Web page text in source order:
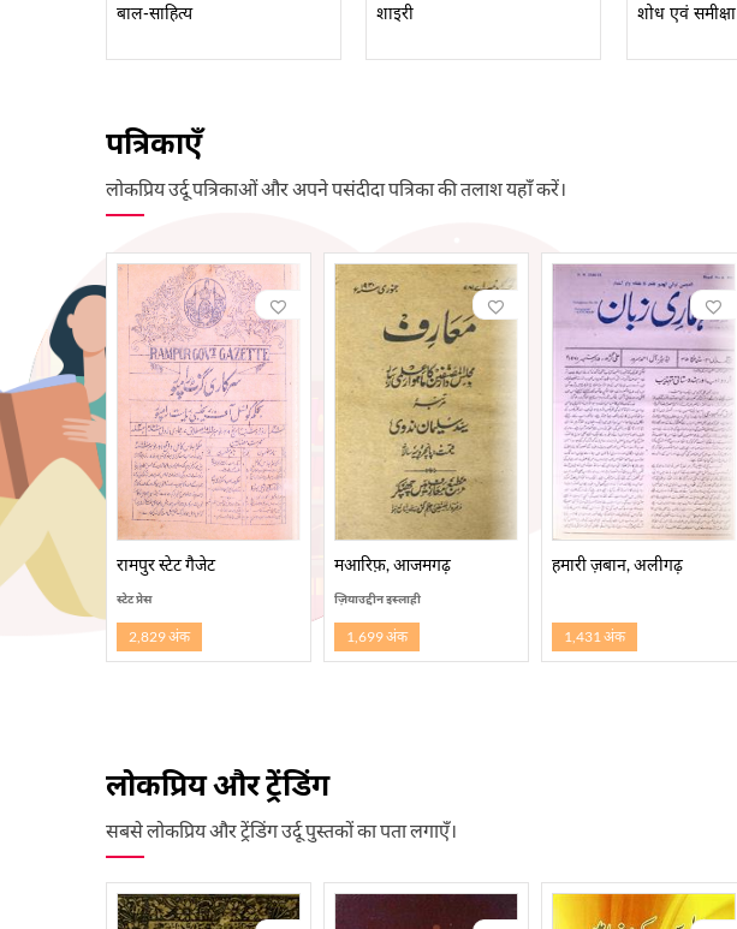
बाल-साहित्य शाइरी शोध एवं समीक्षा
पत्रिकाएँ
लोकप्रिय उर्दू पत्रिकाओं और अपने पसंदीदा पत्रिका की तलाश यहाँ करें।
रामपुर स्टेट गैजेट
स्टेट प्रेस
2,829 अंक
मआरिफ़, आजमगढ़
ज़ियाउद्दीन इस्लाही
1,699 अंक
हमारी ज़बान, अलीगढ़
1,431 अंक
लोकप्रिय और ट्रेंडिंग
सबसे लोकप्रिय और ट्रेंडिंग उर्दू पुस्तकों का पता लगाएँ।